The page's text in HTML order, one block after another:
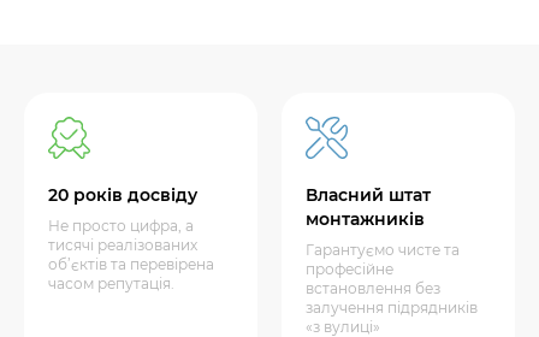
20 років досвіду
Не просто цифра, а
тисячі реалізованих
об’єктів та перевірена
часом репутація.
Власний штат
монтажників
Гарантуємо чисте та
професійне
встановлення без
залучення підрядників
«з вулиці»